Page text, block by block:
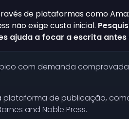
de plataformas como
não exige custo inicial.
ajuda a focar a escrita antes
com demanda
plataforma de publicação,
and Noble Press.